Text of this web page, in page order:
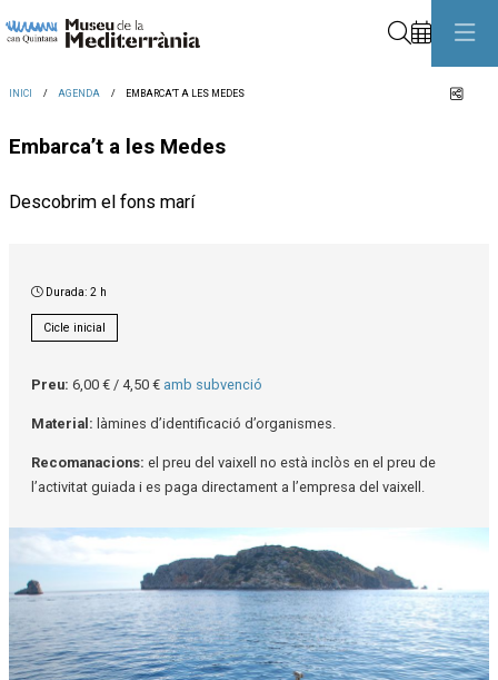
INICI AGENDA EMBARCA’T A LES MEDES
Embarca’t a les Medes
Descobrim el fons marí
Durada: 2 h
Cicle inicial
Preu: 6,00 € / 4,50 € amb subvenció
Material: làmines d’identificació d’organismes.
Recomanacions: el preu del vaixell no està inclòs en el preu de
l’activitat guiada i es paga directament a l’empresa del vaixell.